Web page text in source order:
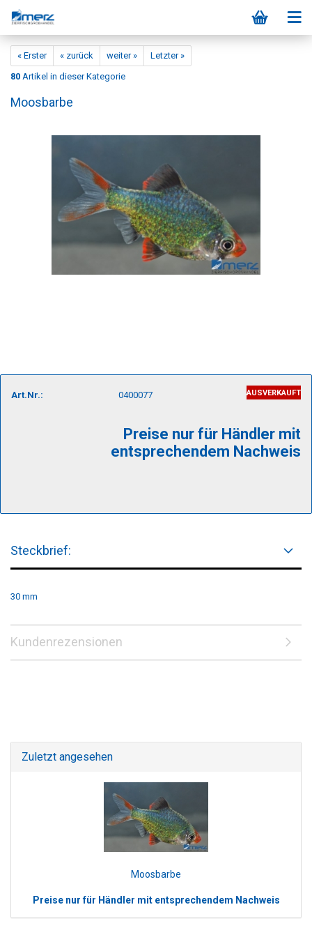
« Erster « zurück weiter »
Letzter »
80 Artikel in dieser Kategorie
Moosbarbe
AUSVERKAUFT
Art.Nr.: 0400077
Preise nur für Händler mit
entsprechendem Nachweis
Steckbrief:
30 mm
Kundenrezensionen
Zuletzt angesehen
Moosbarbe
Preise nur für Händler mit entsprechendem Nachweis